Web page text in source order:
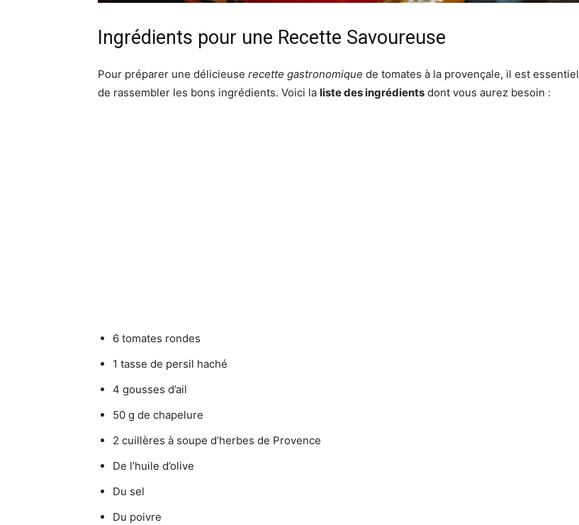
Ingrédients pour une Recette Savoureuse
Pour préparer une délicieuse recette gastronomique de tomates à la provençale, il est essentiel
de rassembler les bons ingrédients. Voici la liste des ingrédients dont vous aurez besoin :
6 tomates rondes
1 tasse de persil haché
4 gousses d’ail
50 g de chapelure
2 cuillères à soupe d’herbes de Provence
De l’huile d’olive
Du sel
Du poivre